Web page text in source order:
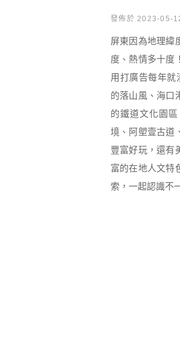
發佈於 2023-05-
屏東因為地理緯
度、熱情多十度
用打廣告每年就
的落山風、海口
的鐵道文化園
境、阿塱壹古道
豐富好玩，還有
富的在地人文特
索，一起認識不